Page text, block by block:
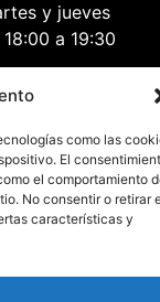
como las
El
el comportamiento
No consentir o retirar
características y
y jueves
a 19:30
de